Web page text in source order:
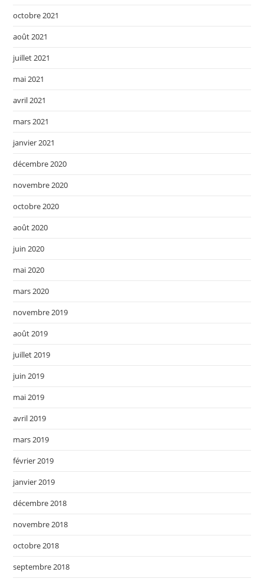
octobre 2021
août 2021
juillet 2021
mai 2021
avril 2021
mars 2021
janvier 2021
décembre 2020
novembre 2020
octobre 2020
août 2020
juin 2020
mai 2020
mars 2020
novembre 2019
août 2019
juillet 2019
juin 2019
mai 2019
avril 2019
mars 2019
février 2019
janvier 2019
décembre 2018
novembre 2018
octobre 2018
septembre 2018